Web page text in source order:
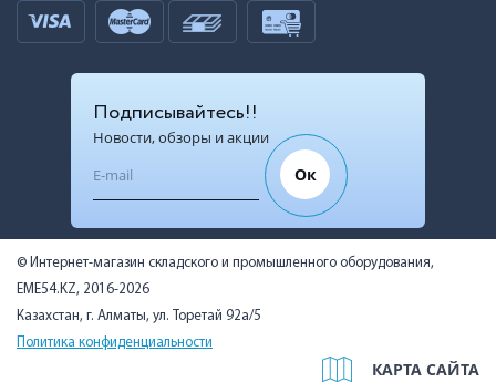
Подписывайтесь!!
Новости, обзоры и акции
Ок
© Интернет-магазин складского и промышленного оборудования,
EME54.KZ, 2016-2026
Казахстан, г. Алматы, ул. Торетай 92а/5
Политика конфиденциальности
КАРТА САЙТА